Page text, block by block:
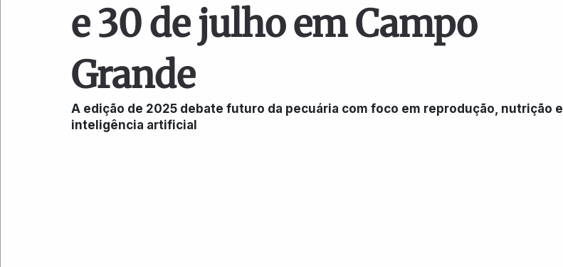
e 30 de julho em Campo
Grande
A edição de 2025 debate futuro da pecuária com foco em reprodução, nutrição e
inteligência artificial